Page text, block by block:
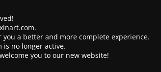
a better and more complete experience.
is no longer active.
you to our new website!